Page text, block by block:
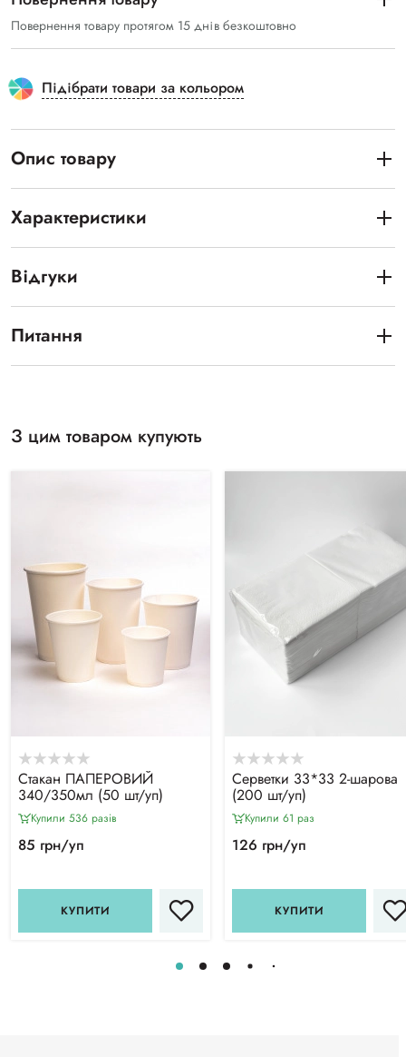
Повернення товару протягом 15 днів безкоштовно
Підібрати товари за кольором
Опис товару
Характеристики
Відгуки
Питання
З цим товаром купують
Стакан ПАПЕРОВИЙ
340/350мл (50 шт/уп)
Купили 536 разiв
85 грн/уп
КУПИТИ
Серветки 33*33 2-шарова
(200 шт/уп)
Купили 61 раз
126 грн/уп
КУПИТИ